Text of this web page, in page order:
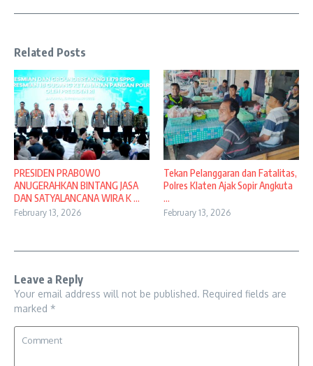
Related Posts
PRESIDEN PRABOWO
ANUGERAHKAN BINTANG JASA
DAN SATYALANCANA WIRA K ...
February 13, 2026
Tekan Pelanggaran dan Fatalitas,
Polres Klaten Ajak Sopir Angkuta
...
February 13, 2026
Leave a Reply
Your email address will not be published. Required fields are
marked *